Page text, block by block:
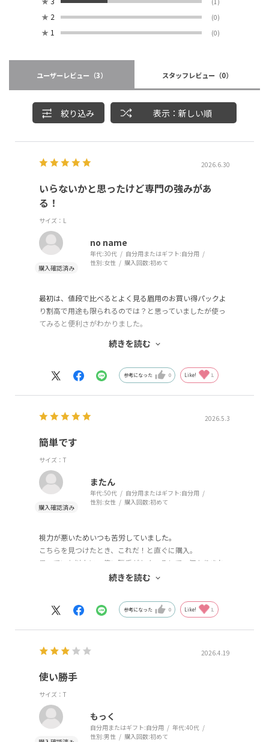
★ 2 (0)
★ 1 (0)
ユーザーレビュー （3） スタッフレビュー （0）
絞り込み 表示：新しい順
2026.6.30
いらないかと思ったけど専門の強みがあ
る！
サイズ：L
no name
年代:30代 自分用またはギフト:自分用
性別:女性 購入回数:初めて
最初は、値段で比べるとよく見る眉用のお買い得パックよ
り割高で用途も限られるのでは？と思っていましたが使っ
てみると便利さがわかりました。
通常の眉用のものだと刃が長いものが多く、細かく剃ると
調整する必要がありましたが、こちらは自然に当てても剃
りたい所にフィットするのでコントロールがしやすいで
す。
無くてもどうにかなる。でも、あると作業がとても便利に
なるような商品だと思いので一度使ってみてほしいです
続きを読む
参考になった 0 Like! 1
2026.5.3
簡単です
サイズ：T
またん
年代:50代 自分用またはギフト:自分用
性別:女性 購入回数:初めて
視力が悪いためいつも苦労していました。
こちらを見つけたとき、これだ！と直ぐに購入。
思っていた以上に、使い勝手がよく、そして、何よりきれ
続きを読む
参考になった 0 Like! 1
2026.4.19
使い勝手
サイズ：T
もっく
自分用またはギフト:自分用 年代:40代
性別:男性 購入回数:初めて